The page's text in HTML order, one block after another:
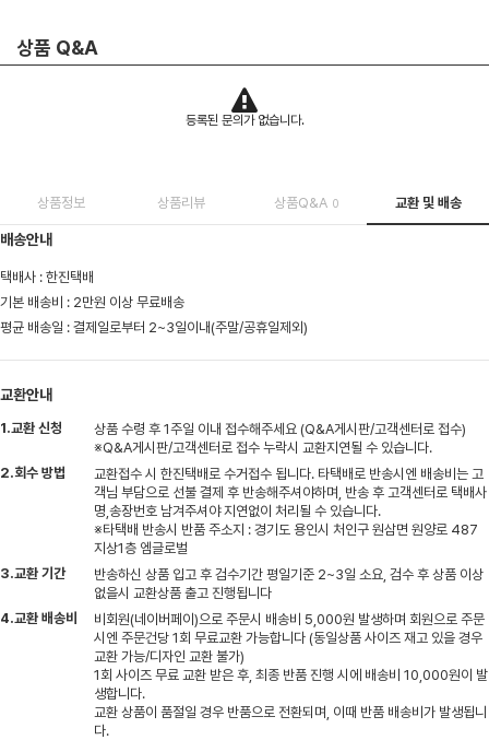
상품 Q&A
등록된 문의가 없습니다.
상품정보 상품리뷰 상품Q&A 0 교환 및 배송
배송안내
택배사 : 한진택배
기본 배송비 : 2만원 이상 무료배송
평균 배송일 : 결제일로부터 2~3일이내(주말/공휴일제외)
교환안내
1.교환 신청
상품 수령 후 1주일 이내 접수해주세요 (Q&A게시판/고객센터로 접수)
※Q&A게시판/고객센터로 접수 누락시 교환지연될 수 있습니다.
2.회수 방법
교환접수 시 한진택배로 수거접수 됩니다. 타택배로 반송시엔 배송비는 고
객님 부담으로 선불 결제 후 반송해주셔야하며, 반송 후 고객센터로 택배사
명,송장번호 남겨주셔야 지연없이 처리될 수 있습니다.
※타택배 반송시 반품 주소지 : 경기도 용인시 처인구 원삼면 원양로 487
지상1층 엠글로벌
3.교환 기간
반송하신 상품 입고 후 검수기간 평일기준 2~3일 소요, 검수 후 상품 이상
없을시 교환상품 출고 진행됩니다
4.교환 배송비
비회원(네이버페이)으로 주문시 배송비 5,000원 발생하며 회원으로 주문
시엔 주문건당 1회 무료교환 가능합니다 (동일상품 사이즈 재고 있을 경우
교환 가능/디자인 교환 불가)
1회 사이즈 무료 교환 받은 후, 최종 반품 진행 시에 배송비 10,000원이 발
생합니다.
교환 상품이 품절일 경우 반품으로 전환되며, 이때 반품 배송비가 발생됩니
다.